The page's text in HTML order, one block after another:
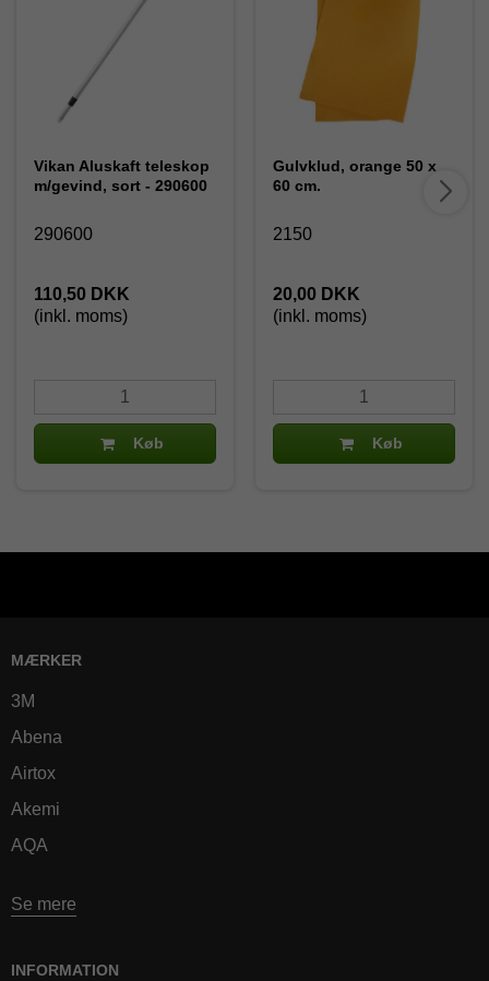
Vikan Aluskaft teleskop
m/gevind, sort - 290600
290600
110,50 DKK
(inkl. moms)
Køb
Gulvklud, orange 50 x
60 cm.
2150
20,00 DKK
(inkl. moms)
Køb
MÆRKER
3M
Abena
Airtox
Akemi
AQA
Se mere
INFORMATION